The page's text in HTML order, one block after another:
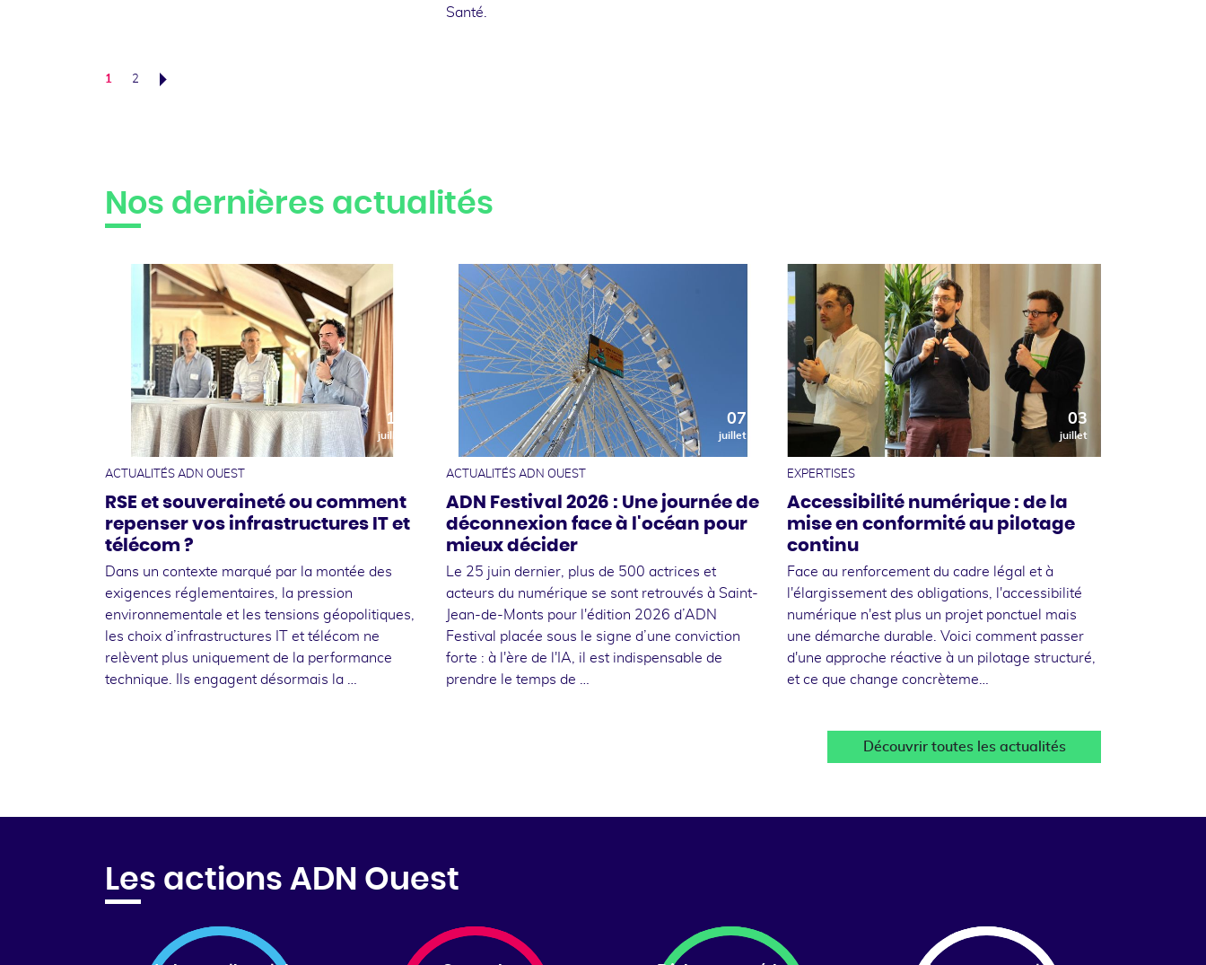
Santé.
1 2
Nos dernières actualités
10
juillet
ACTUALITÉS ADN OUEST
RSE et souveraineté ou comment
repenser vos infrastructures IT et
télécom ?
Dans un contexte marqué par la montée des
exigences réglementaires, la pression
environnementale et les tensions géopolitiques,
les choix d’infrastructures IT et télécom ne
relèvent plus uniquement de la performance
technique. Ils engagent désormais la …
07
juillet
ACTUALITÉS ADN OUEST
ADN Festival 2026 : Une journée de
déconnexion face à l'océan pour
mieux décider
Le 25 juin dernier, plus de 500 actrices et
acteurs du numérique se sont retrouvés à Saint-
Jean-de-Monts pour l'édition 2026 d’ADN
Festival placée sous le signe d’une conviction
forte : à l'ère de l'IA, il est indispensable de
prendre le temps de …
03
juillet
EXPERTISES
Accessibilité numérique : de la
mise en conformité au pilotage
continu
Face au renforcement du cadre légal et à
l'élargissement des obligations, l'accessibilité
numérique n'est plus un projet ponctuel mais
une démarche durable. Voici comment passer
d'une approche réactive à un pilotage structuré,
et ce que change concrèteme…
Découvrir toutes les actualités
Les actions ADN Ouest